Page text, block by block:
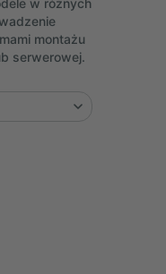
montażu
serwerowej.